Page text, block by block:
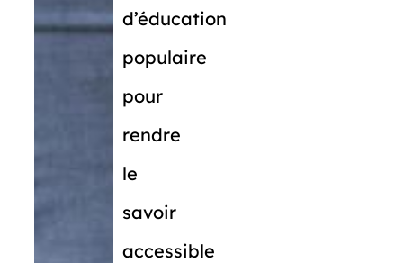
d’éducation
populaire
pour
rendre
le
savoir
accessible